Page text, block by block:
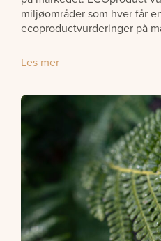
miljøområder som hver får
ecoproductvurderinger på
Les mer